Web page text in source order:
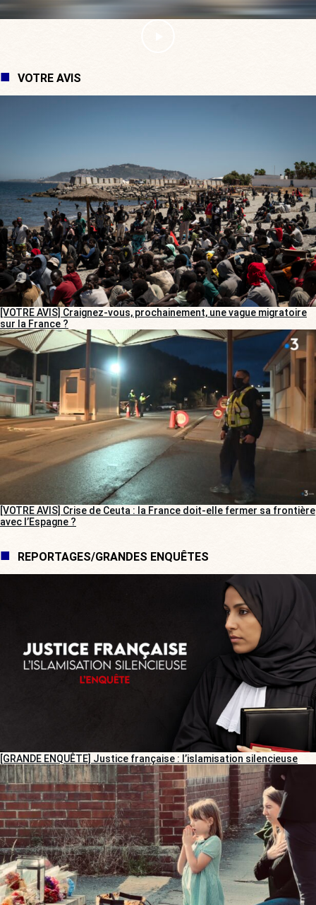
VOTRE AVIS
[VOTRE AVIS] Craignez-vous, prochainement, une vague migratoire
sur la France ?
[VOTRE AVIS] Crise de Ceuta : la France doit-elle fermer sa frontière
avec l’Espagne ?
REPORTAGES/GRANDES ENQUÊTES
[GRANDE ENQUÊTE] Justice française : l’islamisation silencieuse